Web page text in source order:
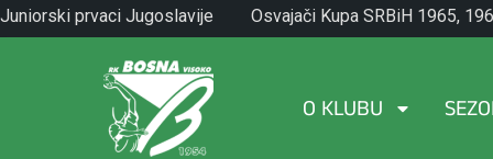
Skip
to
Juniorski prvaci Jugoslavije
1971.
Osvajači Kupa SRBiH 1965,
1982.
O KLUBU